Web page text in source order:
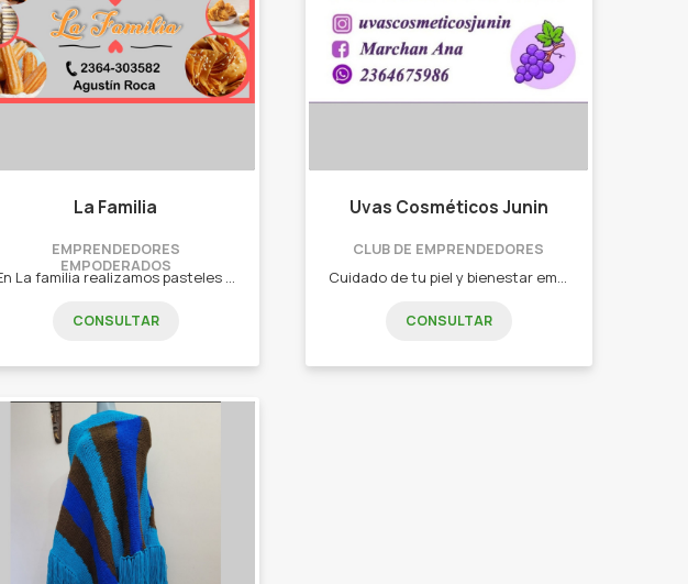
La Familia
EMPRENDEDORES
EMPODERADOS
CONSULTAR
Uvas Cosméticos Junin
CLUB DE EMPRENDEDORES
CONSULTAR